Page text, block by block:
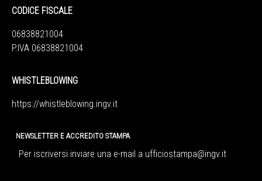
CODICE FISCALE
06838821004
P.IVA 06838821004
WHISTLEBLOWING
https://whistleblowing.ingv.it
NEWSLETTER E ACCREDITO STAMPA
Per iscriversi inviare una e-mail a ufficiostampa@ingv.it